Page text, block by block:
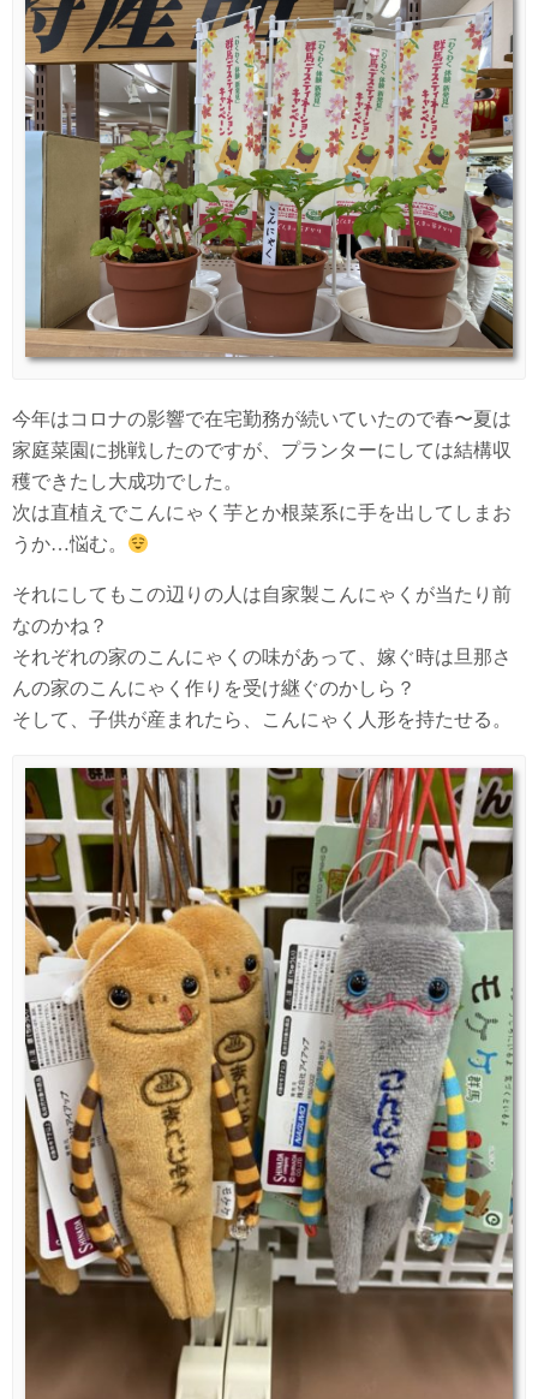
今年はコロナの影響で在宅勤務が続いていたので春〜夏は
家庭菜園に挑戦したのですが、プランターにしては結構収
穫できたし大成功でした。
次は直植えでこんにゃく芋とか根菜系に手を出してしまお
うか…悩む。
それにしてもこの辺りの人は自家製こんにゃくが当たり前
なのかね？
それぞれの家のこんにゃくの味があって、嫁ぐ時は旦那さ
んの家のこんにゃく作りを受け継ぐのかしら？
そして、子供が産まれたら、こんにゃく人形を持たせる。